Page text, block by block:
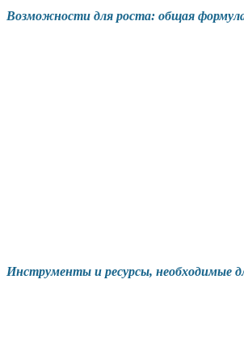
Возможности для роста: общая
Инструменты и ресурсы, необходимые